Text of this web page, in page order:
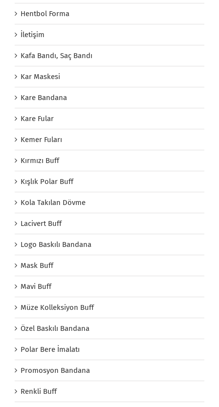
Hentbol Forma
İletişim
Kafa Bandı, Saç Bandı
Kar Maskesi
Kare Bandana
Kare Fular
Kemer Fuları
Kırmızı Buff
Kışlık Polar Buff
Kola Takılan Dövme
Lacivert Buff
Logo Baskılı Bandana
Mask Buff
Mavi Buff
Müze Kolleksiyon Buff
Özel Baskılı Bandana
Polar Bere İmalatı
Promosyon Bandana
Renkli Buff